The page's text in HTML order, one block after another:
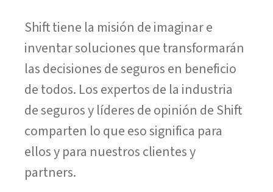
Shift tiene la misión de imaginar e
inventar soluciones que transformarán
las decisiones de seguros en beneficio
de todos. Los expertos de la industria
de seguros y líderes de opinión de Shift
comparten lo que eso significa para
ellos y para nuestros clientes y
partners.